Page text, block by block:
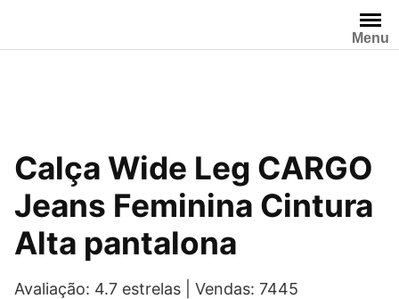
o
Menu
Calça Wide Leg CARGO
Jeans Feminina Cintura
Alta pantalona
Avaliação: 4.7 estrelas | Vendas: 7445